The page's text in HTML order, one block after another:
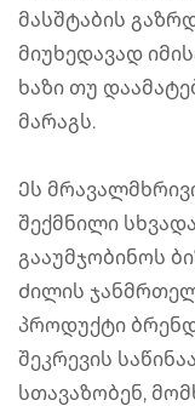
მასშტაბის
მიუხედავად
ხაზი თუ
მარაგს.
Ეს
შექმნილი
გააუმჯობინოს
Ძილის
პროდუქტი
შეკრევის
სთავაზობენ,